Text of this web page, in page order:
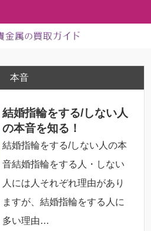
本音
結婚指輪をする/しない人
の本音を知る！
結婚指輪をする/しない人の本
音結婚指輪をする人・しない
人には人それぞれ理由があり
ますが、結婚指輪をする人に
多い理由…